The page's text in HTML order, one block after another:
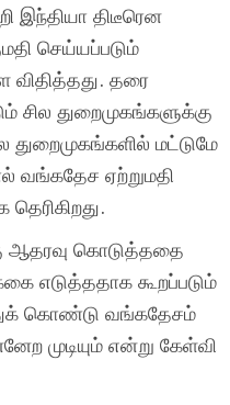
இந்தியா திடீரென
செய்யப்படும்
விதித்தது. தரை
சில துறைமுகங்களுக்கு
துறைமுகங்களில் மட்டுமே
வங்கதேச ஏற்றுமதி
ஆதரவு கொடுத்ததை
எடுத்ததாக கூறப்படும்
கொண்டு வங்கதேசம்
முடியும் என்று கேள்வி